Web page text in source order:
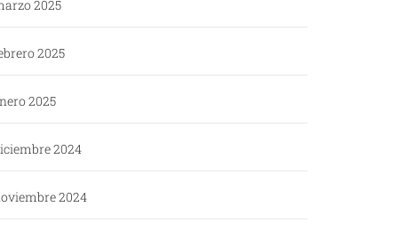
2025
2025
2025
2024
2024